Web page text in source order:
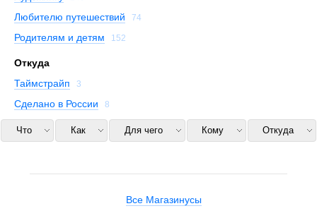
Любителю путешествий 74
Родителям и детям 152
Откуда
Таймстрайп
3
Сделано в России 8
Что Как Для чего Кому Откуда
Все Магазинусы